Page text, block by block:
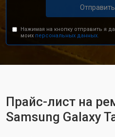
Нажимая на кнопку отправить я
моих персональных данных.
Прайс-лист на
Samsung Galaxy